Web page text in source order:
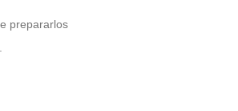
prepararlos